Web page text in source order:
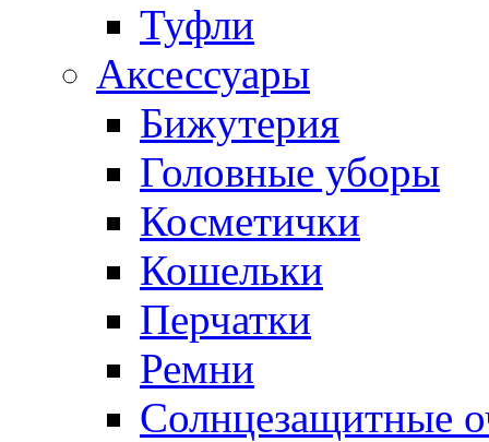
Туфли
Аксессуары
Бижутерия
Головные уборы
Косметички
Кошельки
Перчатки
Ремни
Солнцезащитные